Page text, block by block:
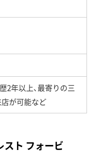
2年以上、最寄りの三
が可能など
スト フォービ